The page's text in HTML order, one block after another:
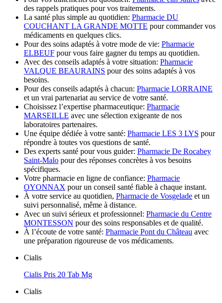
des rappels pratiques pour vos traitements.
La santé plus simple au quotidien: Pharmacie DU
COUCHANT LA GRANDE MOTTE pour commander vos
médicaments en quelques clics.
Pour des soins adaptés à votre mode de vie: Pharmacie
ELBEUF pour vous faire gagner du temps au quotidien.
Avec des conseils adaptés à votre situation: Pharmacie
VALQUE BEAURAINS pour des soins adaptés à vos
besoins.
Pour des conseils adaptés à chacun: Pharmacie LORRAINE
et un vrai partenariat au service de votre santé.
Choisissez l’expertise pharmaceutique: Pharmacie
MARSEILLE avec une sélection exigeante de nos
laboratoires partenaires.
Une équipe dédiée à votre santé: Pharmacie LES 3 LYS pour
répondre à toutes vos questions de santé.
Des experts santé pour vous guider: Pharmacie De Rocabey
Saint-Malo pour des réponses concrètes à vos besoins
spécifiques.
Votre pharmacie en ligne de confiance: Pharmacie
OYONNAX pour un conseil santé fiable à chaque instant.
À votre service au quotidien, Pharmacie de Vosgelade et un
suivi personnalisé, même à distance.
Avec un suivi sérieux et professionnel: Pharmacie du Centre
MONTESSON pour des soins responsables et de qualité.
À l’écoute de votre santé: Pharmacie Pont du Château avec
une préparation rigoureuse de vos médicaments.
Cialis
Cialis Pris 20 Tab Mg
Cialis